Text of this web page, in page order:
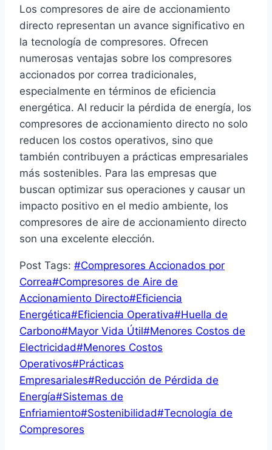
Los compresores de aire de accionamiento
directo representan un avance significativo en
la tecnología de compresores. Ofrecen
numerosas ventajas sobre los compresores
accionados por correa tradicionales,
especialmente en términos de eficiencia
energética. Al reducir la pérdida de energía, los
compresores de accionamiento directo no solo
reducen los costos operativos, sino que
también contribuyen a prácticas empresariales
más sostenibles. Para las empresas que
buscan optimizar sus operaciones y causar un
impacto positivo en el medio ambiente, los
compresores de aire de accionamiento directo
son una excelente elección.
Post Tags: #Compresores Accionados por
Correa#Compresores de Aire de
Accionamiento Directo#Eficiencia
Energética#Eficiencia Operativa#Huella de
Carbono#Mayor Vida Útil#Menores Costos de
Electricidad#Menores Costos
Operativos#Prácticas
Empresariales#Reducción de Pérdida de
Energía#Sistemas de
Enfriamiento#Sostenibilidad#Tecnología de
Compresores